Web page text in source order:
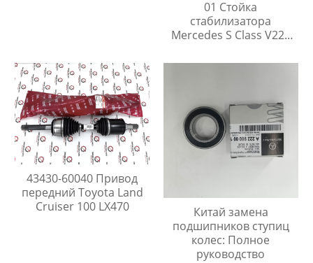
01 Стойка
стабилизатора
Mercedes S Class V223
43430-60040 Привод
передний Toyota Land
Cruiser 100 LX470
Китай замена
подшипников ступиц
колес: Полное
руководство